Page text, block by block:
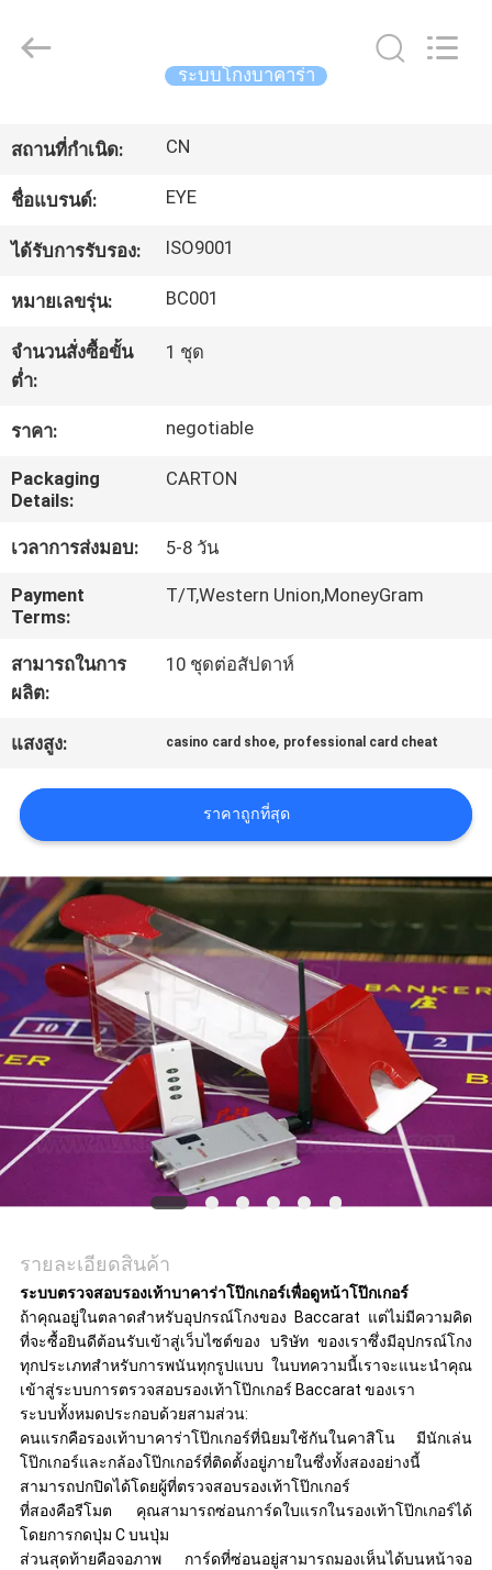
ผลิตภัณฑ์
เกี่ยว
กับ
เรา
ทัวร์
ควบคุม
คุณภาพ
ติดต่อ
เรา
ขอ
อ้าง
แผนผัง
เว็บไซต์
PRIVACY
POLICY
ระบบโกงบาคาร่า
สถานที่กำเนิด: CN
ชื่อแบรนด์: EYE
ได้รับการรับรอง: ISO9001
หมายเลขรุ่น: BC001
จำนวนสั่งซื้อขั้น
ต่ำ:
1 ชุด
ราคา: negotiable
Packaging
Details:
CARTON
เวลาการส่งมอบ: 5-8 วัน
Payment
Terms:
T/T,Western Union,MoneyGram
สามารถในการ
ผลิต:
10 ชุดต่อสัปดาห์
แสงสูง: casino card shoe, professional card cheat
ราคาถูกที่สุด
รายละเอียดสินค้า
ระบบตรวจสอบรองเท้าบาคาร่าโป๊กเกอร์เพื่อดูหน้าโป๊กเกอร์
ถ้าคุณอยู่ในตลาดสำหรับอุปกรณ์โกงของ Baccarat แต่ไม่มีความคิด
ที่จะซื้อยินดีต้อนรับเข้าสู่เว็บไซต์ของ บริษัท ของเราซึ่งมีอุปกรณ์โกง
ทุกประเภทสำหรับการพนันทุกรูปแบบ ในบทความนี้เราจะแนะนำคุณ
เข้าสู่ระบบการตรวจสอบรองเท้าโป๊กเกอร์ Baccarat ของเรา
ระบบทั้งหมดประกอบด้วยสามส่วน:
คนแรกคือรองเท้าบาคาร่าโป๊กเกอร์ที่นิยมใช้กันในคาสิโน
มีนักเล่น
โป๊กเกอร์และกล้องโป๊กเกอร์ที่ติดตั้งอยู่ภายในซึ่งทั้งสองอย่างนี้
สามารถปกปิดได้โดยผู้ที่ตรวจสอบรองเท้าโป๊กเกอร์
ที่สองคือรีโมต
คุณสามารถซ่อนการ์ดใบแรกในรองเท้าโป๊กเกอร์ได้
โดยการกดปุ่ม C บนปุ่ม
ส่วนสุดท้ายคือจอภาพ
การ์ดที่ซ่อนอยู่สามารถมองเห็นได้บนหน้าจอ